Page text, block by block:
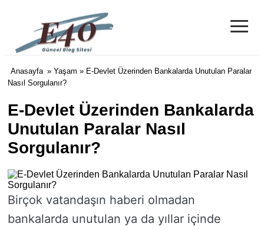
e40 Blog
≡
Anasayfa » Yaşam » E-Devlet Üzerinden Bankalarda Unutulan Paralar
Nasıl Sorgulanır?
E-Devlet Üzerinden Bankalarda
Unutulan Paralar Nasıl
Sorgulanır?
Birçok vatandaşın haberi olmadan
bankalarda unutulan ya da yıllar içinde